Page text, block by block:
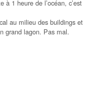
à 1 heure de l’océan, c’est
au milieu des buildings et
grand lagon. Pas mal.